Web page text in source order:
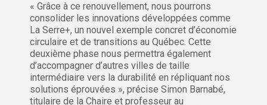
« Grâce à ce renouvellement, nous pourrons
consolider les innovations développées comme
La Serre+, un nouvel exemple concret d’économie
circulaire et de transitions au Québec. Cette
deuxième phase nous permettra également
d’accompagner d’autres villes de taille
intermédiaire vers la durabilité en répliquant nos
solutions éprouvées », précise Simon Barnabé,
titulaire de la Chaire et professeur au